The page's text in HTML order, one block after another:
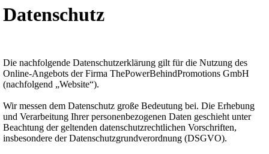
Datenschutz
Die nachfolgende Datenschutzerklärung gilt für die Nutzung des
Online-Angebots der Firma ThePowerBehindPromotions GmbH
(nachfolgend „Website“).
Wir messen dem Datenschutz große Bedeutung bei. Die Erhebung
und Verarbeitung Ihrer personenbezogenen Daten geschieht unter
Beachtung der geltenden datenschutzrechtlichen Vorschriften,
insbesondere der Datenschutzgrundverordnung (DSGVO).